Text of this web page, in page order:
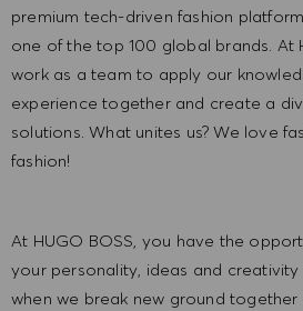
premium tech-driven fashion
one of the top 100 global brands. At
work as a team to apply our
experience together and create a
solutions. What unites us? We love
fashion!
At HUGO BOSS, you have the
your personality, ideas and
when we break new ground